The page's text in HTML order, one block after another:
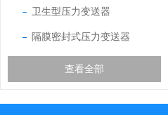
卫生型压力变送器
隔膜密封式压力变送器
查看全部